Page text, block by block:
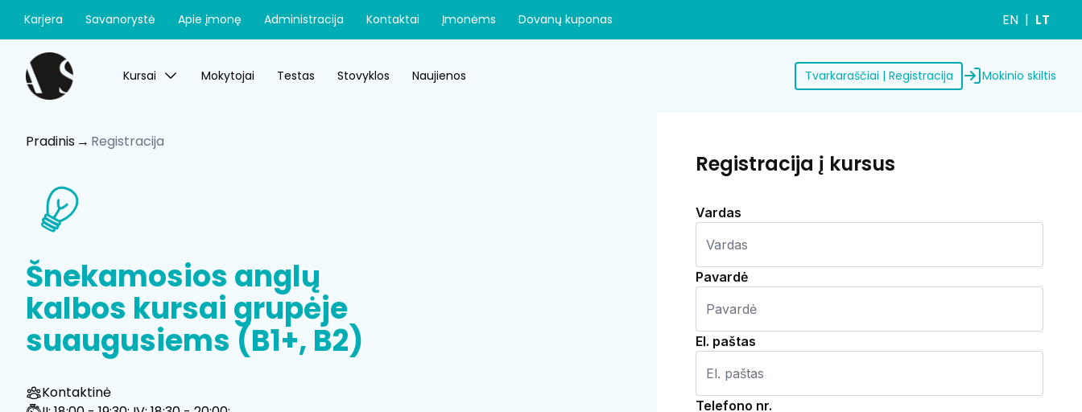
Kursai Mokytojai Testas Stovyklos Naujienos Tvarkaraščiai | Registracija Mokinio skiltis
Karjera Savanorystė Apie įmonę Administracija Kontaktai Įmonėms Dovanų kuponas EN LT
Pradinis Registracija
Šnekamosios anglų
kalbos kursai grupėje
suaugusiems (B1+, B2)
Kontaktinė
Registracija į kursus
Vardas
Pavardė
El. paštas
Telefono nr.